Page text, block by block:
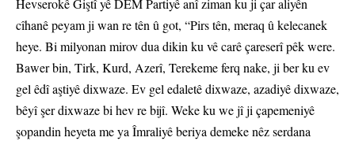
Hevserokê Giştî yê DEM Partiyê anî ziman ku ji çar aliyên
cîhanê peyam ji wan re tên û got, “Pirs tên, meraq û kelecanek
heye. Bi milyonan mirov dua dikin ku vê carê çareserî pêk were.
Bawer bin, Tirk, Kurd, Azerî, Terekeme ferq nake, ji ber ku ev
gel êdî aştiyê dixwaze. Ev gel edaletê dixwaze, azadiyê dixwaze,
bêyî şer dixwaze bi hev re bijî. Weke ku we jî ji çapemeniyê
şopandin heyeta me ya Îmraliyê beriya demeke nêz serdana